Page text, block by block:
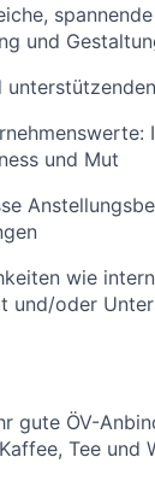
und
und Mut
wie
und/oder
gute ÖV-
Tee und